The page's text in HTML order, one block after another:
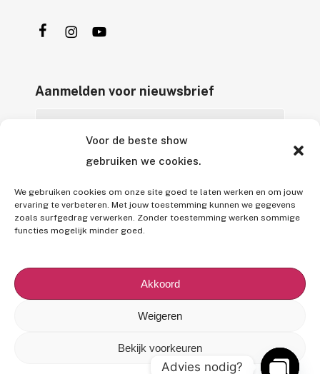
Voor de beste show
gebruiken we cookies.
We gebruiken cookies om onze site goed te laten werken en om jouw
ervaring te verbeteren. Met jouw toestemming kunnen we gegevens
zoals surfgedrag verwerken. Zonder toestemming werken sommige
functies mogelijk minder goed.
Akkoord
Weigeren
Bekijk voorkeuren
Aanmelden voor nieuwsbrief
Alle rechten voorbehouden © 2026 Entertainment Agency B.V.
7% BUMA toeslag.
Advies nodig?